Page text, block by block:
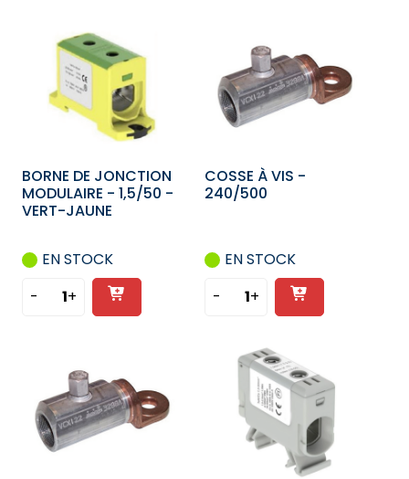
BORNE DE JONCTION
MODULAIRE - 1,5/50 -
VERT-JAUNE
EN STOCK
- quantité
JONCTION
MODULAIRE
-
1,5/50
+
Ajouter
au
COSSE À VIS -
240/500
EN STOCK
- quantité
COSSE
240/500
+
Ajouter
au